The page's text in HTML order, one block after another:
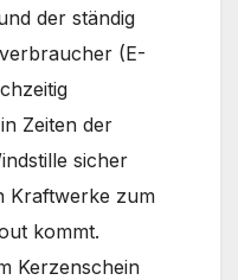
der ständig
(E-
Zeiten der
sicher
Kraftwerke zum
kommt.
Kerzenschein